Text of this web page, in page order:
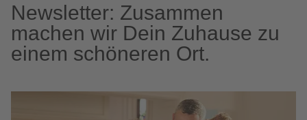
Newsletter: Zusammen
machen wir Dein Zuhause zu
einem schöneren Ort.